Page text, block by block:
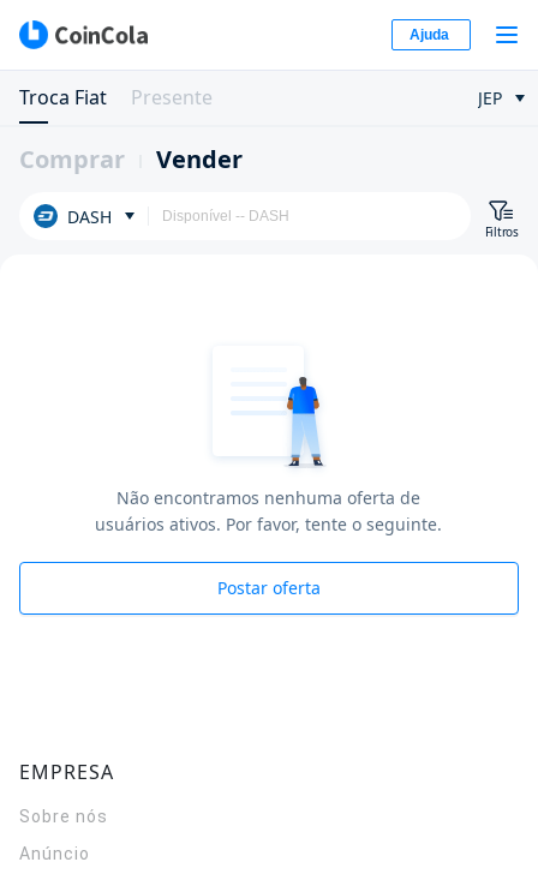
Ajuda
Troca Fiat Presente JEP
Comprar Vender
DASH
Filtros
Não encontramos nenhuma oferta de
usuários ativos. Por favor, tente o seguinte.
Postar oferta
EMPRESA
Sobre nós
Anúncio